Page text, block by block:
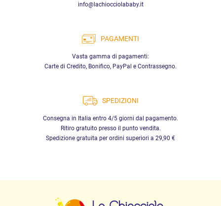
info@lachiocciolababy.it
PAGAMENTI
Vasta gamma di pagamenti:
Carte di Credito, Bonifico, PayPal e Contrassegno.
SPEDIZIONI
Consegna in Italia entro 4/5 giorni dal pagamento.
Ritiro gratuito presso il punto vendita.
Spedizione gratuita per ordini superiori a 29,90 €